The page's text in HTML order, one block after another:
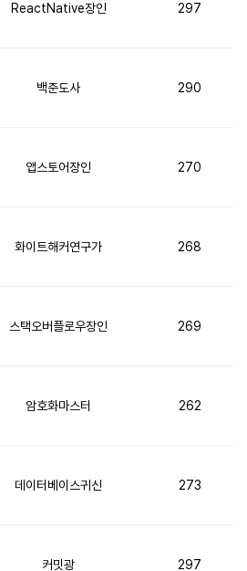
ReactNative장인 297
백준도사 290
앱스토어장인 270
화이트해커연구가 268
스택오버플로우장인 269
암호화마스터 262
데이터베이스귀신 273
커밋광 297